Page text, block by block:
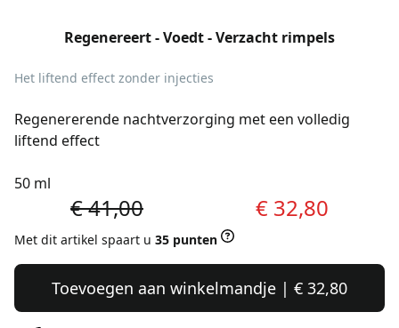
Regenereert - Voedt - Verzacht rimpels
Het liftend effect zonder injecties
Regenererende nachtverzorging met een volledig
liftend effect
50 ml
€ 41,00 € 32,80
Met dit artikel spaart u 35 punten
Toevoegen aan winkelmandje | € 32,80